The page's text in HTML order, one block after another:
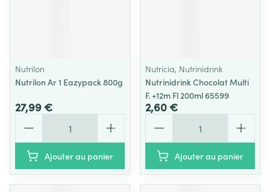
Nutrilon
Nutrilon Ar 1 Eazypack 800g
27,99 €
Ajouter au panier
Nutricia, Nutrinidrink
Nutrinidrink Chocolat Multi
F. +12m Fl 200ml 65599
2,60 €
Ajouter au panier